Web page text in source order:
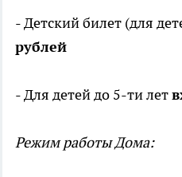
- Детский билет (для
рублей
- Для детей до 5-ти лет
Режим работы Дома: